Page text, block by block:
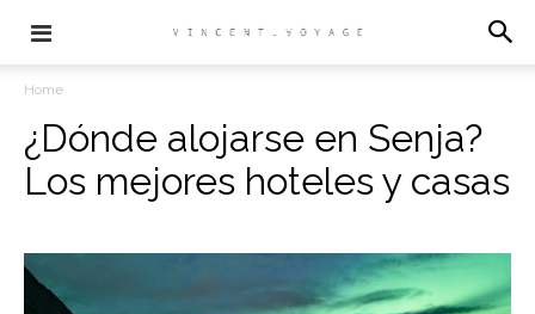
Home
¿Dónde alojarse en Senja?
Los mejores hoteles y casas